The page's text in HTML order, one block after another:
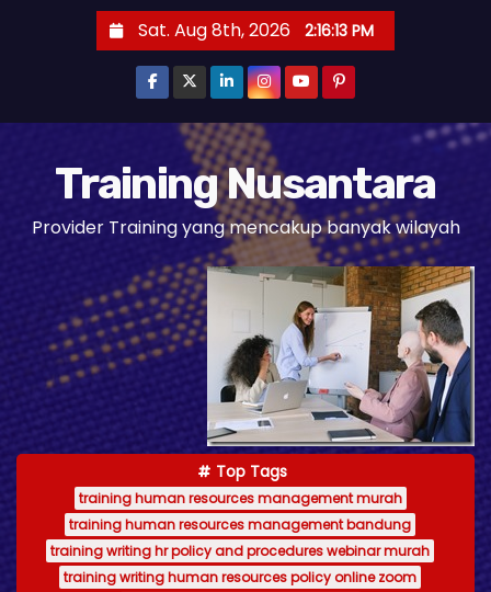
t
Sat. Aug 8th, 2026 2:16:14 PM
Training Nusantara
Provider Training yang mencakup banyak wilayah
Top Tags
training human resources management murah
training human resources management bandung
training writing hr policy and procedures webinar murah
training writing human resources policy online zoom